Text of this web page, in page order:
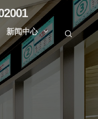

新闻中心 